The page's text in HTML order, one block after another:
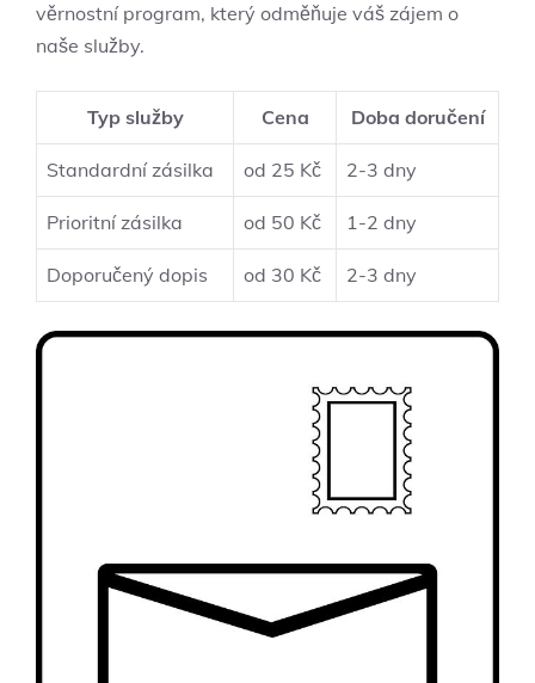
věrnostní program, který odměňuje váš zájem o
naše služby.
Typ služby Cena Doba doručení
Standardní zásilka od 25 Kč 2-3 dny
Prioritní zásilka od 50 Kč 1-2 dny
Doporučený dopis od 30 Kč 2-3 dny